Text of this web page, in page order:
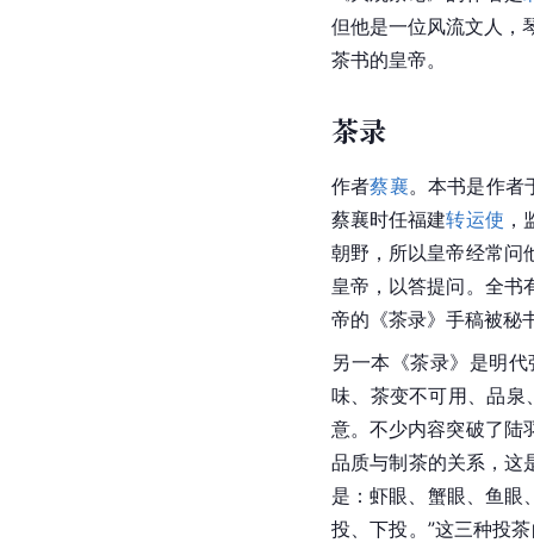
但他是一位风流文人，
茶书的皇帝。
茶录
作者蔡襄。本书是作者
蔡襄时任福建转运使 ，
朝野，所以皇帝经常问
皇帝，以答提问。全书
帝的《茶录》手稿被秘
另一本《茶录》是明
味、茶变不可用、品
意。不少内容突破了陆
品质与制茶的关系，这
是：虾眼、蟹眼、鱼眼
投、下投。”这三种投